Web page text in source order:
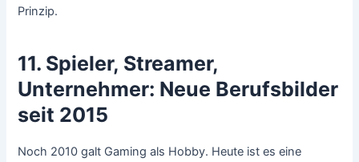
Prinzip.
11. Spieler, Streamer,
Unternehmer: Neue Berufsbilder
seit 2015
Noch 2010 galt Gaming als Hobby. Heute ist es eine